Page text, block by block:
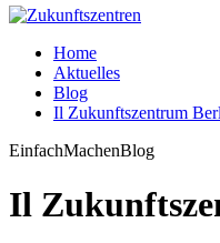
Home
Aktuelles
Blog
Il Zukunftszentrum
EinfachMachenBlog
Il